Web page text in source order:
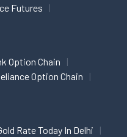
Futures
Option Chain
Option Chain
Rate Today In Delhi